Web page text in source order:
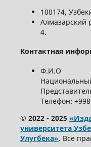
100174,
Алмазарский
4.
Контактная
Ф.И.О
Телефон:
© 2022 - 2025
университета
Улугбека». Все